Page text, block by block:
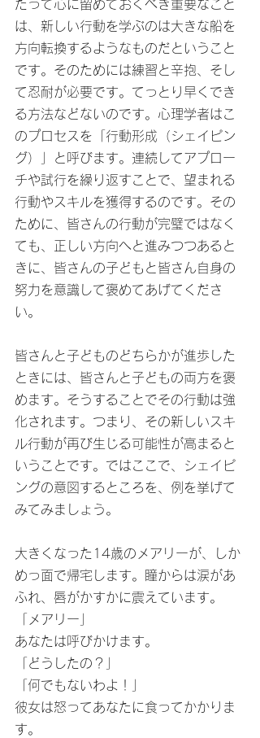
たって心に留めておくべき重要なこと
は、新しい行動を学ぶのは大きな船を
方向転換するようなものだということ
です。そのためには練習と辛抱、そし
て忍耐が必要です。てっとり早くでき
る方法などないのです。心理学者はこ
のプロセスを「行動形成（シェイピン
グ）」と呼びます。連続してアプロー
チや試行を繰り返すことで、望まれる
行動やスキルを獲得するのです。その
ために、皆さんの行動が完璧ではなく
ても、正しい方向へと進みつつあると
きに、皆さんの子どもと皆さん自身の
努力を意識して褒めてあげてくださ
い。
皆さんと子どものどちらかが進歩した
ときには、皆さんと子どもの両方を褒
めます。そうすることでその行動は強
化されます。つまり、その新しいスキ
ル行動が再び生じる可能性が高まると
いうことです。ではここで、シェイピ
ングの意図するところを、例を挙げて
みてみましょう。
大きくなった14歳のメアリーが、しか
めっ面で帰宅します。瞳からは涙があ
ふれ、唇がかすかに震えています。
「メアリー」
あなたは呼びかけます。
「どうしたの？」
「何でもないわよ！」
彼女は怒ってあなたに食ってかかりま
す。